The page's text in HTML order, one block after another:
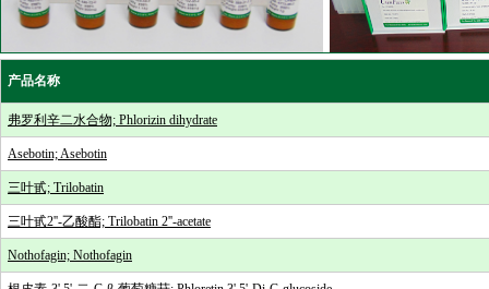
产品名称
弗罗利辛二水合物; Phlorizin dihydrate
Asebotin; Asebotin
三叶甙; Trilobatin
三叶甙2''-乙酸酯; Trilobatin 2''-acetate
Nothofagin; Nothofagin